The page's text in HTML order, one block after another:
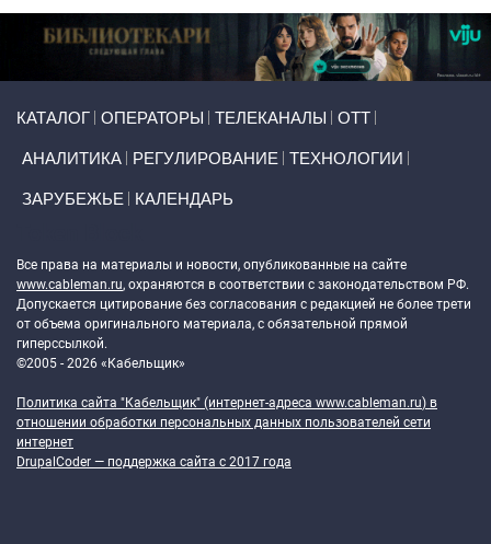
КАТАЛОГ ОПЕРАТОРЫ ТЕЛЕКАНАЛЫ ОТТ
АНАЛИТИКА РЕГУЛИРОВАНИЕ ТЕХНОЛОГИИ
ЗАРУБЕЖЬЕ КАЛЕНДАРЬ
Все права на материалы и новости, опубликованные на сайте
www.cableman.ru, охраняются в соответствии с законодательством РФ.
Допускается цитирование без согласования с редакцией не более трети
от объема оригинального материала, с обязательной прямой
гиперссылкой.
©2005 - 2026 «Кабельщик»
Политика сайта "Кабельщик" (интернет-адреса www.cableman.ru) в
отношении обработки персональных данных пользователей сети
интернет
DrupalCoder — поддержка сайта c 2017 года